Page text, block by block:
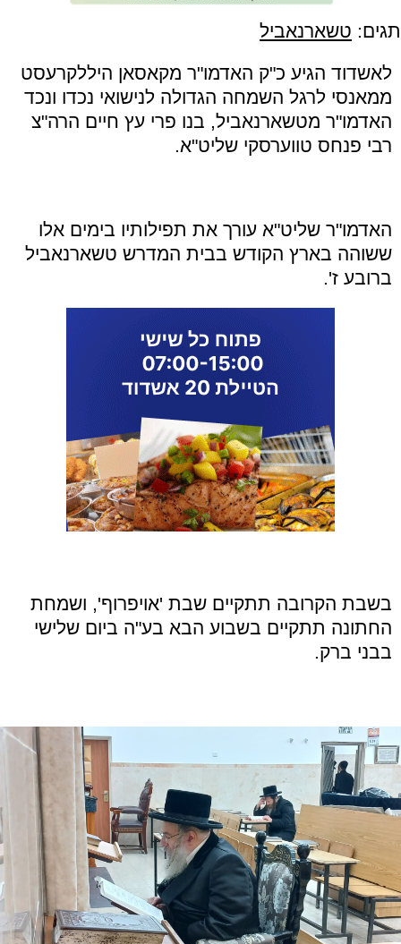
תגים: טשארנאביל
לאשדוד הגיע כ"ק האדמו"ר מקאסאן היללקרעסט
ממאנסי לרגל השמחה הגדולה לנישואי נכדו ונכד
האדמו"ר מטשארנאביל, בנו פרי עץ חיים הרה"צ
רבי פנחס טווערסקי שליט"א.
האדמו"ר שליט"א עורך את תפילותיו בימים אלו
ששוהה בארץ הקודש בבית המדרש טשארנאביל
ברובע ז'.
בשבת הקרובה תתקיים שבת 'אויפרוף', ושמחת
החתונה תתקיים בשבוע הבא בע"ה ביום שלישי
בבני ברק.